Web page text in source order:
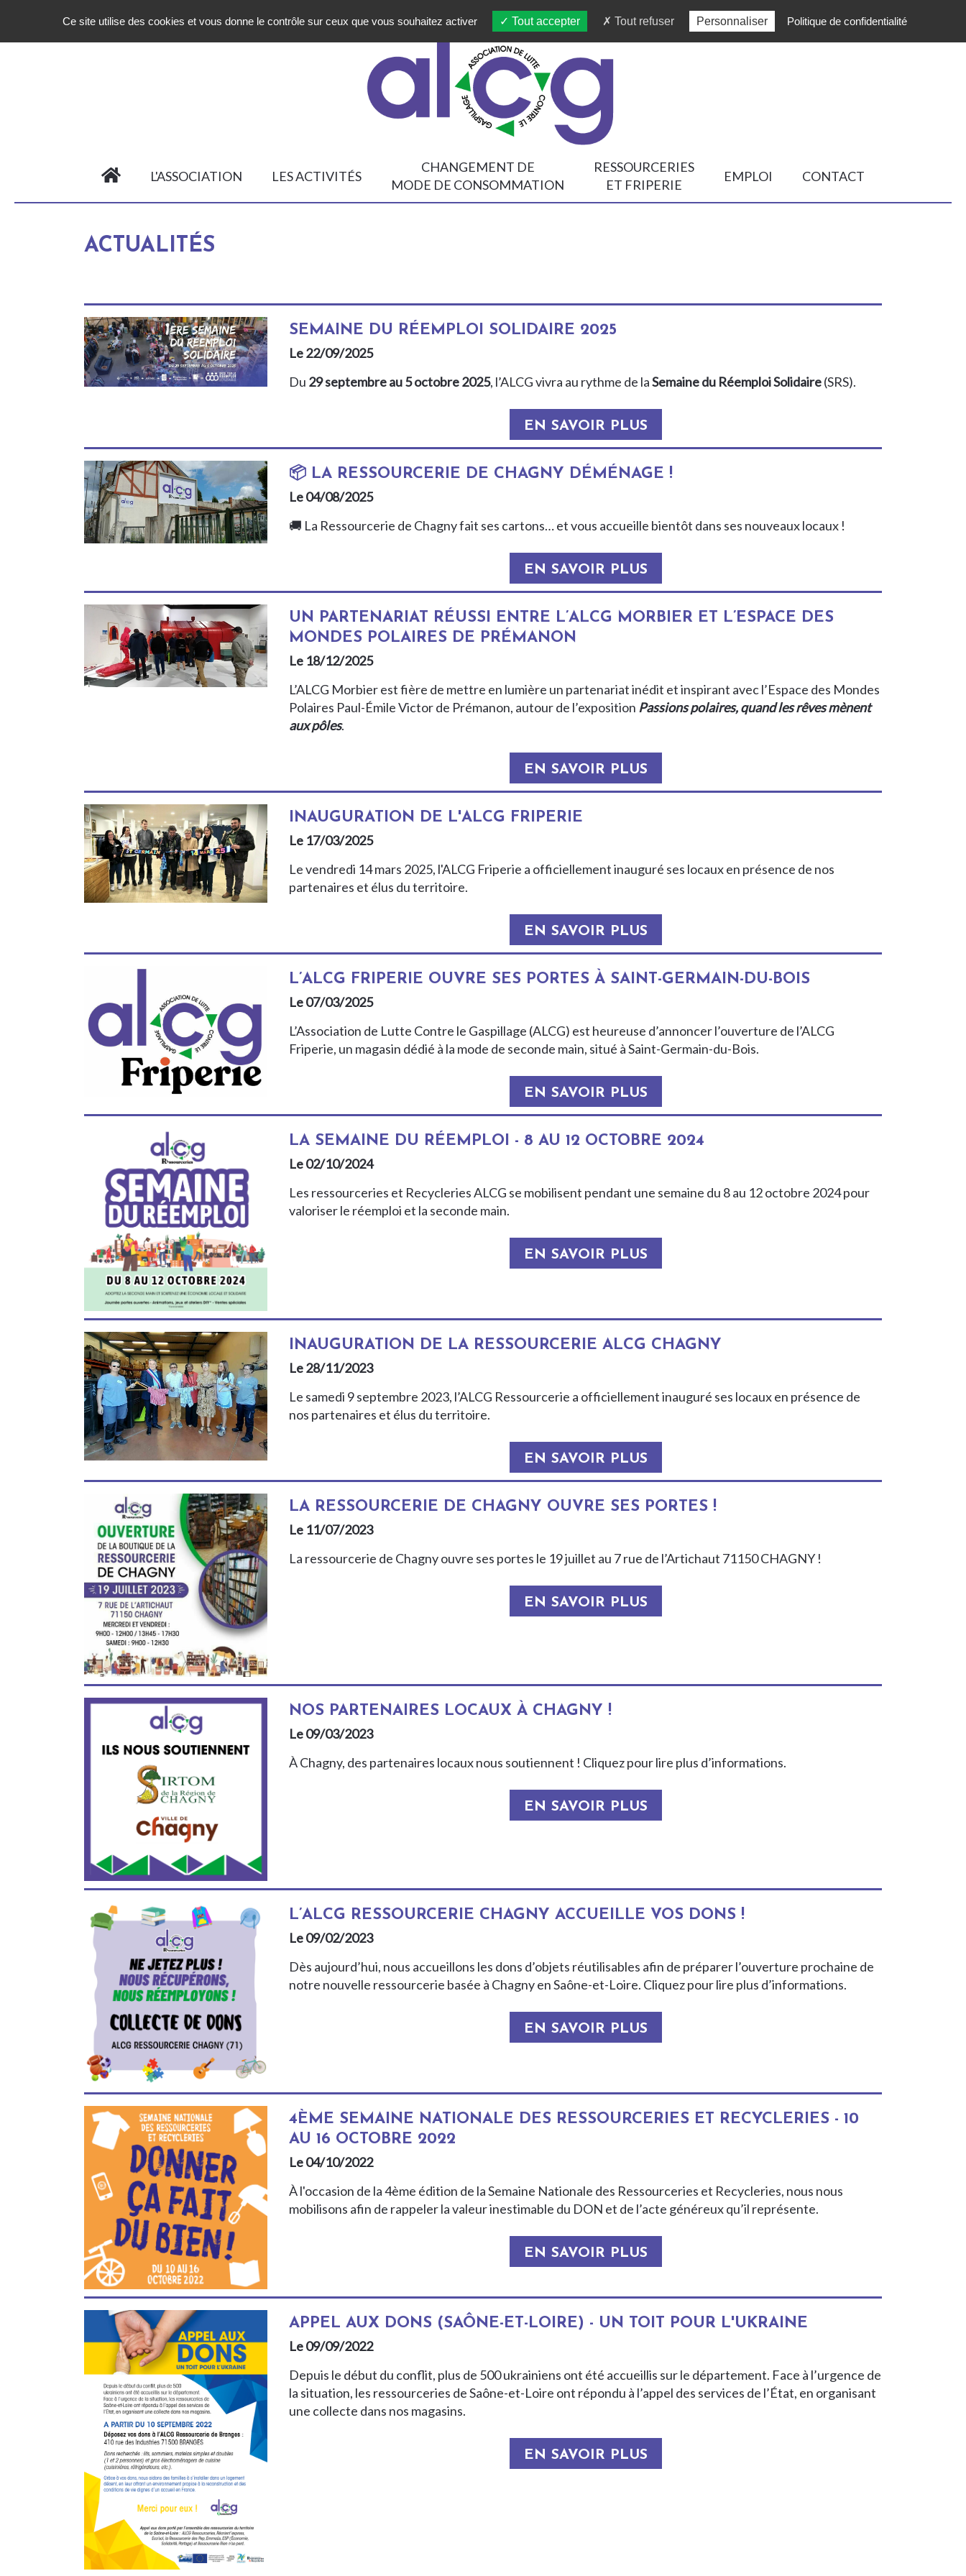
L'ASSOCIATION LES ACTIVITÉS
CHANGEMENT DE
MODE DE CONSOMMATION
RESSOURCERIES
ET FRIPERIE
EMPLOI CONTACT
ACTUALITÉS
SEMAINE DU RÉEMPLOI SOLIDAIRE 2025
Le 22/09/2025
Du 29 septembre au 5 octobre 2025, l’ALCG vivra au rythme de laSemaine du Réemploi Solidaire(SRS).
EN SAVOIR PLUS
📦 LA RESSOURCERIE DE CHAGNY DÉMÉNAGE !
Le 04/08/2025
🚚 La Ressourcerie de Chagny fait ses cartons… et vous accueille bientôt dans ses nouveaux locaux !
EN SAVOIR PLUS
UN PARTENARIAT RÉUSSI ENTRE L’ALCG MORBIER ET L’ESPACE DES
MONDES POLAIRES DE PRÉMANON
Le 18/12/2025
L’ALCG Morbier est fière de mettre en lumière un partenariat inédit et inspirant avec l’Espace des Mondes
Polaires Paul-Émile Victor de Prémanon, autour de l’exposition Passions polaires, quand les rêves mènent
aux pôles.
EN SAVOIR PLUS
INAUGURATION DE L'ALCG FRIPERIE
Le 17/03/2025
Le vendredi 14 mars 2025, l'ALCG Friperie a officiellement inauguré ses locaux en présence de nos
partenaires et élus du territoire.
EN SAVOIR PLUS
L’ALCG FRIPERIE OUVRE SES PORTES À SAINT-GERMAIN-DU-BOIS
Le 07/03/2025
L’Association de Lutte Contre le Gaspillage (ALCG) est heureuse d’annoncer l’ouverture de l’ALCG
Friperie, un magasin dédié à la mode de seconde main, situé à Saint-Germain-du-Bois.
EN SAVOIR PLUS
LA SEMAINE DU RÉEMPLOI - 8 AU 12 OCTOBRE 2024
Le 02/10/2024
Les ressourceries et Recycleries ALCG se mobilisent pendant une semaine du 8 au 12 octobre 2024 pour
valoriser le réemploi et la seconde main.
EN SAVOIR PLUS
INAUGURATION DE LA RESSOURCERIE ALCG CHAGNY
Le 28/11/2023
Le samedi 9 septembre 2023, l’ALCG Ressourcerie a officiellement inauguré ses locaux en présence de
nos partenaires et élus du territoire.
EN SAVOIR PLUS
LA RESSOURCERIE DE CHAGNY OUVRE SES PORTES !
Le 11/07/2023
La ressourcerie de Chagny ouvre ses portes le 19 juillet au 7 rue de l’Artichaut 71150 CHAGNY !
EN SAVOIR PLUS
NOS PARTENAIRES LOCAUX À CHAGNY !
Le 09/03/2023
À Chagny, des partenaires locaux nous soutiennent ! Cliquez pour lire plus d’informations.
EN SAVOIR PLUS
L’ALCG RESSOURCERIE CHAGNY ACCUEILLE VOS DONS !
Le 09/02/2023
Dès aujourd’hui, nous accueillons les dons d’objets réutilisables afin de préparer l’ouverture prochaine de
notre nouvelle ressourcerie basée à Chagny en Saône-et-Loire. Cliquez pour lire plus d’informations.
EN SAVOIR PLUS
4ÈME SEMAINE NATIONALE DES RESSOURCERIES ET RECYCLERIES - 10
AU 16 OCTOBRE 2022
Le 04/10/2022
À l'occasion de la 4ème édition de la Semaine Nationale des Ressourceries et Recycleries, nous nous
mobilisons afin de rappeler la valeur inestimable du DON et de l’acte généreux qu’il représente.
EN SAVOIR PLUS
APPEL AUX DONS (SAÔNE-ET-LOIRE) - UN TOIT POUR L'UKRAINE
Le 09/09/2022
Depuis le début du conflit, plus de 500 ukrainiens ont été accueillis sur le département. Face à l’urgence de
la situation, les ressourceries de Saône-et-Loire ont répondu à l’appel des services de l’État, en organisant
une collecte dans nos magasins.
EN SAVOIR PLUS
Ce site utilise des cookies et vous donne le contrôle sur ceux que vous souhaitez activer Tout accepter Tout refuser Personnaliser Politique de confidentialité